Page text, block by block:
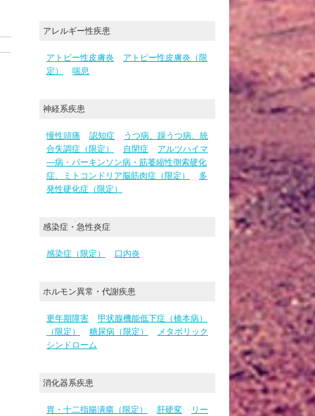
アレルギー性疾患
アトピー性皮膚炎
アトピー性皮膚炎（限
定）
喘息
神経系疾患
慢性頭痛 認知症
うつ病、躁うつ病、統
合失調症（限定）
自閉症
アルツハイマ
―病・パーキンソン病・筋萎縮性側索硬化
症、ミトコンドリア脳筋肉症（限定）
多
発性硬化症（限定）
感染症・急性炎症
感染症（限定） 口内炎
ホルモン異常・代謝疾患
更年期障害
甲状腺機能低下症（橋本病）
（限定）
糖尿病（限定）
メタボリック
シンドローム
消化器系疾患
胃・十二指腸潰瘍（限定） 肝硬変
リー